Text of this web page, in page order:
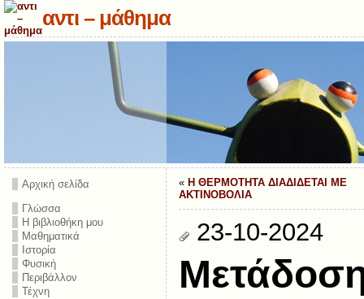
αντι – μάθημα
Αρχική σελίδα
Γλώσσα
Η βιβλιοθήκη μου
Μαθηματικά
Ιστορία
Φυσική
Περιβάλλον
Τέχνη
« Η ΘΕΡΜΟΤΗΤΑ ΔΙΑΔΙΔΕΤΑΙ ΜΕ
ΑΚΤΙΝΟΒΟΛΙΑ
23-10-2024